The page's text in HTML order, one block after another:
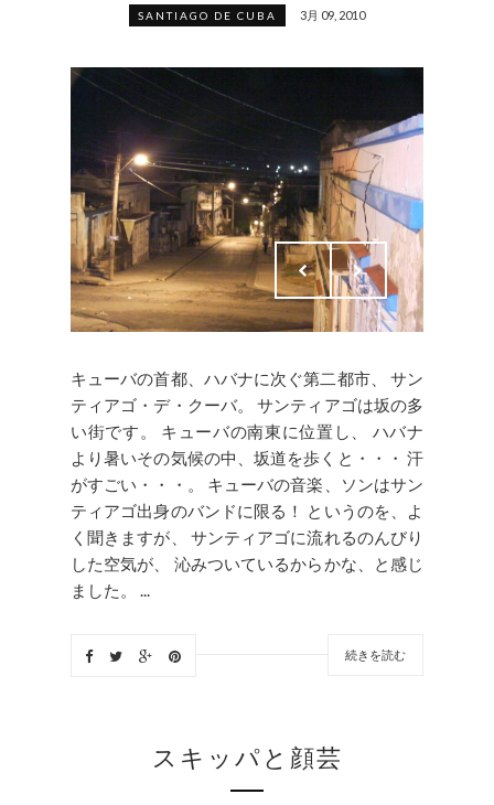
SANTIAGO DE CUBA 3月 09, 2010
キューバの首都、ハバナに次ぐ第二都市、 サン
ティアゴ・デ・クーバ。 サンティアゴは坂の多
い街です。 キューバの南東に位置し、 ハバナ
より暑いその気候の中、坂道を歩くと・・・ 汗
がすごい・・・。 キューバの音楽、ソンはサン
ティアゴ出身のバンドに限る！ というのを、よ
く聞きますが、 サンティアゴに流れるのんびり
した空気が、 沁みついているからかな、と感じ
ました。 ...
続きを読む
スキッパと顔芸